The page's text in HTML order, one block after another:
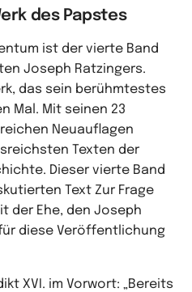
des Papstes
ist der vierte Band
Joseph Ratzingers.
das sein berühmtestes
Mal. Mit seinen 23
Neuauflagen
Texten der
Dieser vierte Band
Text Zur Frage
der Ehe, den Joseph
diese Veröffentlichung
XVI. im Vorwort: „Bereits